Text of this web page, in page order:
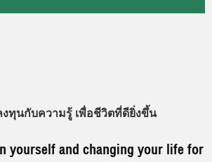
ทุนกับความรู้ เพื่อชีวิตที่ดียิ่งขึ้น
yourself and changing your life for